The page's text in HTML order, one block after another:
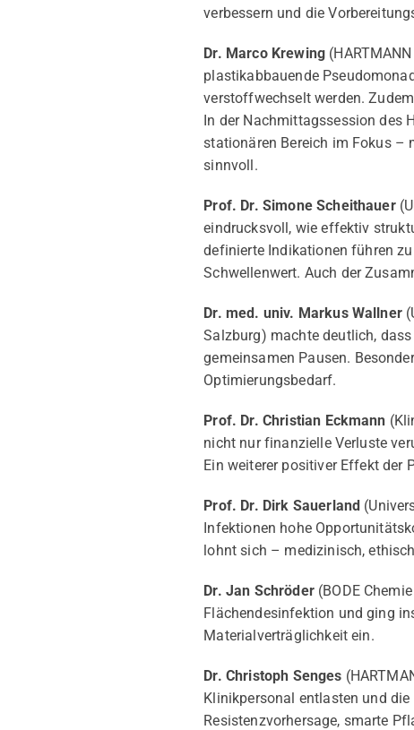
verbessern und die
Dr. Marco Krewing
plastikabbauende
verstoffwechselt werden.
In der Nachmittagssession des
stationären Bereich im Fokus –
sinnvoll.
Prof. Dr. Simone Scheithauer
eindrucksvoll, wie effektiv
definierte Indikationen führen
Schwellenwert. Auch der
Dr. med. univ. Markus Wallner
Salzburg) machte deutlich,
gemeinsamen Pausen.
Optimierungsbedarf.
Prof. Dr. Christian Eckmann
nicht nur finanzielle Verluste
Ein weiterer positiver Effekt der
Prof. Dr. Dirk Sauerland
Infektionen hohe
lohnt sich – medizinisch,
Dr. Jan Schröder(BODE
Flächendesinfektion und ging
Materialverträglichkeit ein.
Dr. Christoph Senges
Klinikpersonal entlasten und
Resistenzvorhersage, smarte